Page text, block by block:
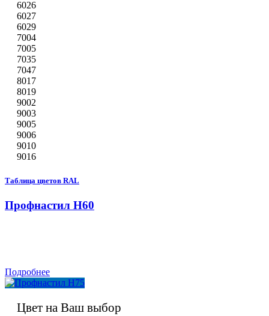
6026
6027
6029
7004
7005
7035
7047
8017
8019
9002
9003
9005
9006
9010
9016
Таблица цветов RAL
Профнастил H60
Подробнее
Цвет на Ваш выбор